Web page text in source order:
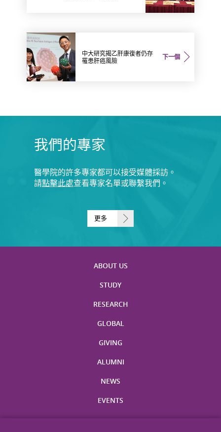
下一個
中大研究揭乙肝康復者仍存
罹患肝癌風險
我們的專家
醫學院的許多專家都可以接受媒體採訪。
請點擊此處查看專家名單或聯繫我們。
更多
ABOUT US
STUDY
RESEARCH
GLOBAL
GIVING
ALUMNI
NEWS
EVENTS